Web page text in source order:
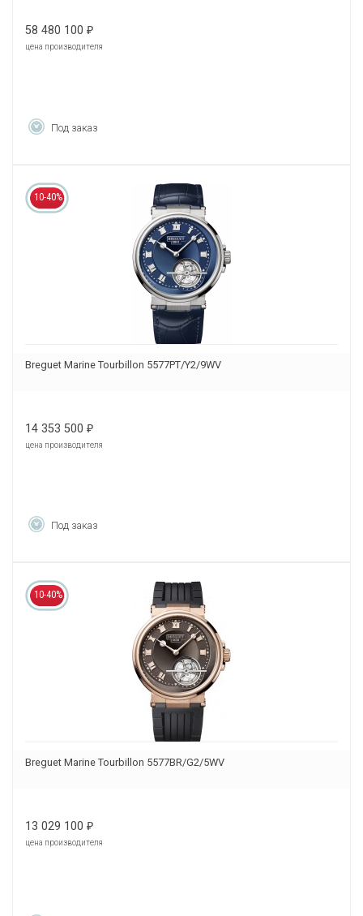
58 480 100 ₽
цена производителя
Под заказ
10-40%
Breguet Marine Tourbillon 5577PT/Y2/9WV
14 353 500 ₽
цена производителя
Под заказ
10-40%
Breguet Marine Tourbillon 5577BR/G2/5WV
13 029 100 ₽
цена производителя